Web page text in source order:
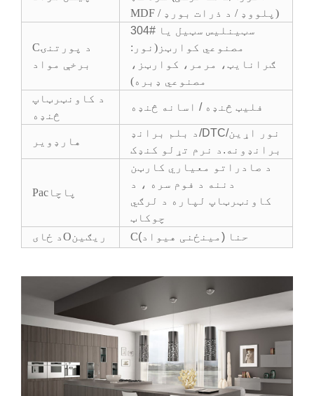
MDF / پلووډ / د ذرات بورډ )
Cد پورتنۍ
برخې مواد
304# سټینلیس سټیل یا
مصنوعي کوارټز (نور:
ګرانایټ، مرمر، کوارټز،
مصنوعي ډبره)
د کاونټرټاپ
څنډه
فلیټ څنډه / اسانه څنډه
هارډویر
د بلم برانډ/DTC/نور اړین
برانډونه.د نرم تړلو کنډک
Pac پاچا
د صادراتو معیاري کارټن
دننه د فوم سره ، د
کاونټرټاپ لپاره د لرګي
چوکاټ
د ځایOریګین Cحنا (مینځنی هیواد)